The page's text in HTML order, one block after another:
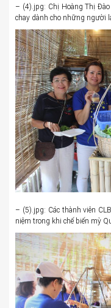
– (4).jpg: Chị Hoàng Thị
chay dành cho những người
– (5).jpg: Các thành viên
niệm trong khi chế biến mỳ